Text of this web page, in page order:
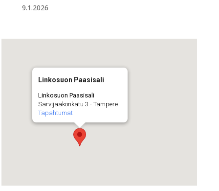
9.1.2026
Linkosuon Paasisali
Linkosuon Paasisali
Sarvijaakonkatu 3 - Tampere
Tapahtumat